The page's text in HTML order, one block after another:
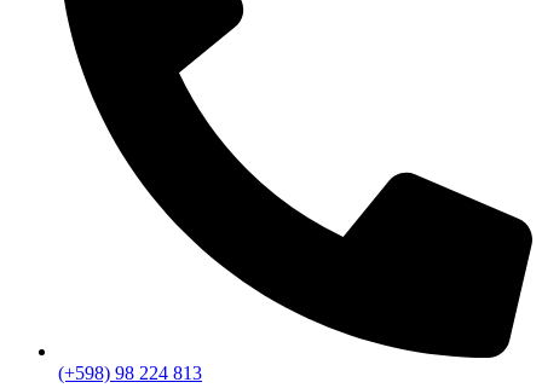
(+598) 98 224 813